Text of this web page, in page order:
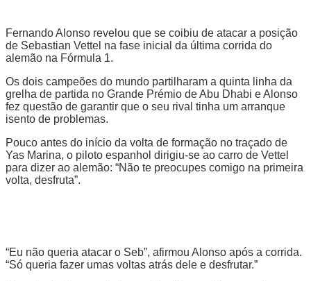
Fernando Alonso revelou que se coibiu de atacar a posição
de Sebastian Vettel na fase inicial da última corrida do
alemão na Fórmula 1.
Os dois campeões do mundo partilharam a quinta linha da
grelha de partida no Grande Prémio de Abu Dhabi e Alonso
fez questão de garantir que o seu rival tinha um arranque
isento de problemas.
Pouco antes do início da volta de formação no traçado de
Yas Marina, o piloto espanhol dirigiu-se ao carro de Vettel
para dizer ao alemão: “Não te preocupes comigo na primeira
volta, desfruta”.
“Eu não queria atacar o Seb”, afirmou Alonso após a corrida.
“Só queria fazer umas voltas atrás dele e desfrutar.”